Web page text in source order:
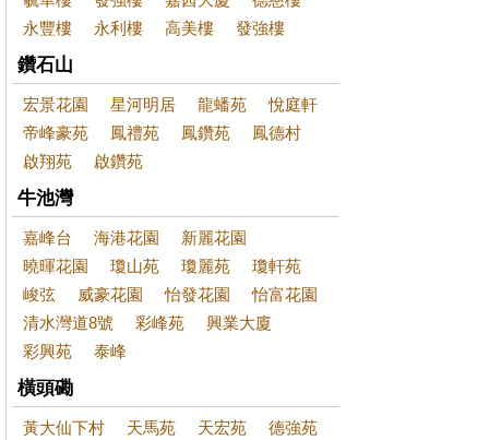
永豐樓
永利樓 高美樓 發強樓
鑽石山
宏景花園 星河明居 龍蟠苑
悅庭軒
帝峰豪苑
鳳禮苑 鳳鑽苑
鳳德村
啟翔苑
啟鑽苑
牛池灣
嘉峰台 海港花園
新麗花園
曉暉花園
瓊山苑 瓊麗苑
瓊軒苑
峻弦
威豪花園 怡發花園
怡富花園
清水灣道8號
彩峰苑
興業大廈
彩興苑
泰峰
橫頭磡
黃大仙下村 天馬苑 天宏苑
德強苑